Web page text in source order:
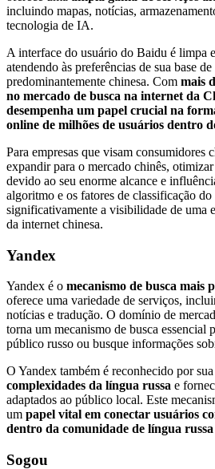
incluindo mapas, notícias,
tecnologia de IA.
A interface do usuário do Baidu é limpa
atendendo às preferências de sua base
predominantemente chinesa. Com mais
no mercado de busca na internet da
desempenha um papel crucial na
online de milhões de usuários dentro
Para empresas que visam consumidores
expandir para o mercado chinês,
devido ao seu enorme alcance e
algoritmo e os fatores de classificação
significativamente a visibilidade de uma
da internet chinesa.
Yandex
Yandex é o mecanismo de busca mais
oferece uma variedade de serviços,
notícias e tradução. O domínio de
torna um mecanismo de busca essencial
público russo ou busque informações
O Yandex também é reconhecido por sua
complexidades da língua russa e
adaptados ao público local. Este
um papel vital em conectar usuários
dentro da comunidade de língua russa
Sogou